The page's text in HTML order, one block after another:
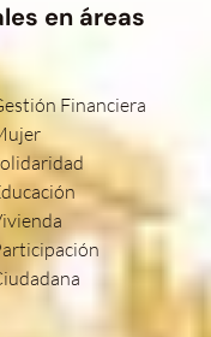
en áreas
Financiera